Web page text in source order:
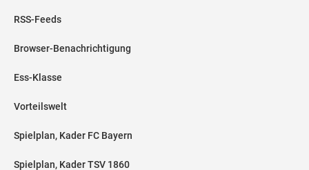
RSS-Feeds
Browser-Benachrichtigung
Ess-Klasse
Vorteilswelt
Spielplan, Kader FC Bayern
Spielplan, Kader TSV 1860